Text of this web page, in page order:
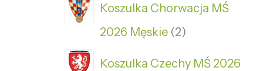
Koszulka Chorwacja MŚ
2026 Męskie 2
Koszulka Czechy MŚ 2026